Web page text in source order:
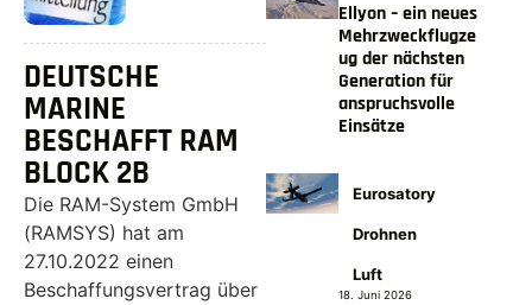
DEUTSCHE
MARINE
BESCHAFFT RAM
BLOCK 2B
Die RAM-System GmbH
(RAMSYS) hat am
27.10.2022 einen
Beschaffungsvertrag über
Ellyon – ein neues
Mehrzweckflugze
ug der nächsten
Generation für
anspruchsvolle
Einsätze
Eurosatory
Drohnen
Luft
18. Juni 2026